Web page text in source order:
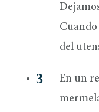
del
En un